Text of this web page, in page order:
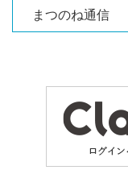
まつのね通信